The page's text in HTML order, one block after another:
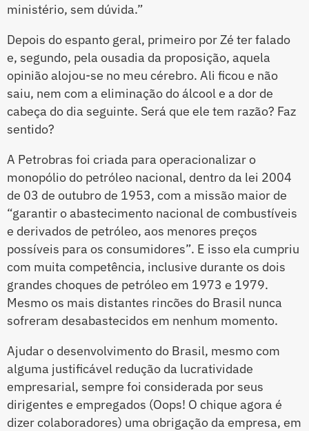
ministério, sem dúvida.”
Depois do espanto geral, primeiro por Zé ter falado
e, segundo, pela ousadia da proposição, aquela
opinião alojou-se no meu cérebro. Ali ficou e não
saiu, nem com a eliminação do álcool e a dor de
cabeça do dia seguinte. Será que ele tem razão? Faz
sentido?
A Petrobras foi criada para operacionalizar o
monopólio do petróleo nacional, dentro da lei 2004
de 03 de outubro de 1953, com a missão maior de
“garantir o abastecimento nacional de combustíveis
e derivados de petróleo, aos menores preços
possíveis para os consumidores”. E isso ela cumpriu
com muita competência, inclusive durante os dois
grandes choques de petróleo em 1973 e 1979.
Mesmo os mais distantes rincões do Brasil nunca
sofreram desabastecidos em nenhum momento.
Ajudar o desenvolvimento do Brasil, mesmo com
alguma justificável redução da lucratividade
empresarial, sempre foi considerada por seus
dirigentes e empregados (Oops! O chique agora é
dizer colaboradores) uma obrigação da empresa, em